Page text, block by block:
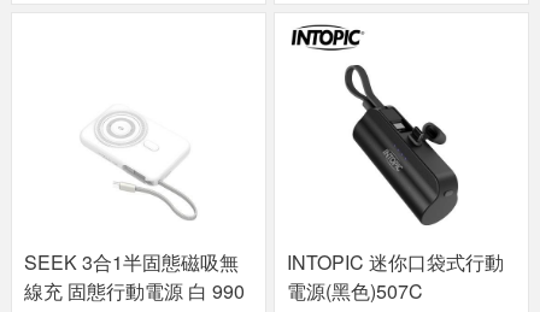
SEEK 3合1半固態磁吸無
線充 固態行動電源 白 990
INTOPIC 迷你口袋式行動
電源(黑色)507C